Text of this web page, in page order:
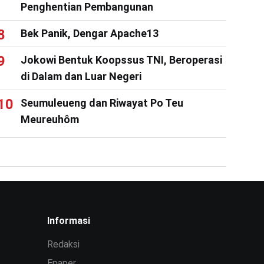
Penghentian Pembangunan
Bek Panik, Dengar Apache13
Jokowi Bentuk Koopssus TNI, Beroperasi
di Dalam dan Luar Negeri
Seumuleueng dan Riwayat Po Teu
Meureuhôm
Informasi
Redaksi